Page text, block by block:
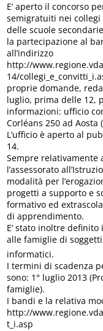
E’ aperto il concorso
semigratuiti nei
delle scuole
la partecipazione al
all’indirizzo
http://
14/
proprie domande,
luglio, prima delle 12,
informazioni: ufficio
Corléans 250 ad Aosta
L’ufficio è aperto al
14.
Sempre relativamente
l’assessorato
modalità per
progetti a supporto e
formativo ed
di apprendimento.
E’ stato inoltre
alle famiglie di
informatici.
I termini di scadenza
sono: 1° luglio 2013
famiglie).
I bandi e la relativa
http://
t_i.asp